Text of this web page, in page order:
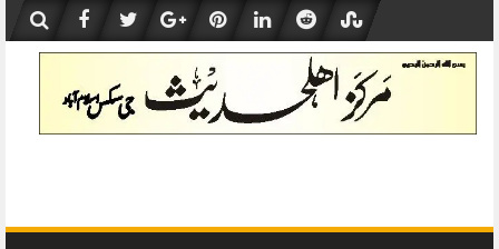
content